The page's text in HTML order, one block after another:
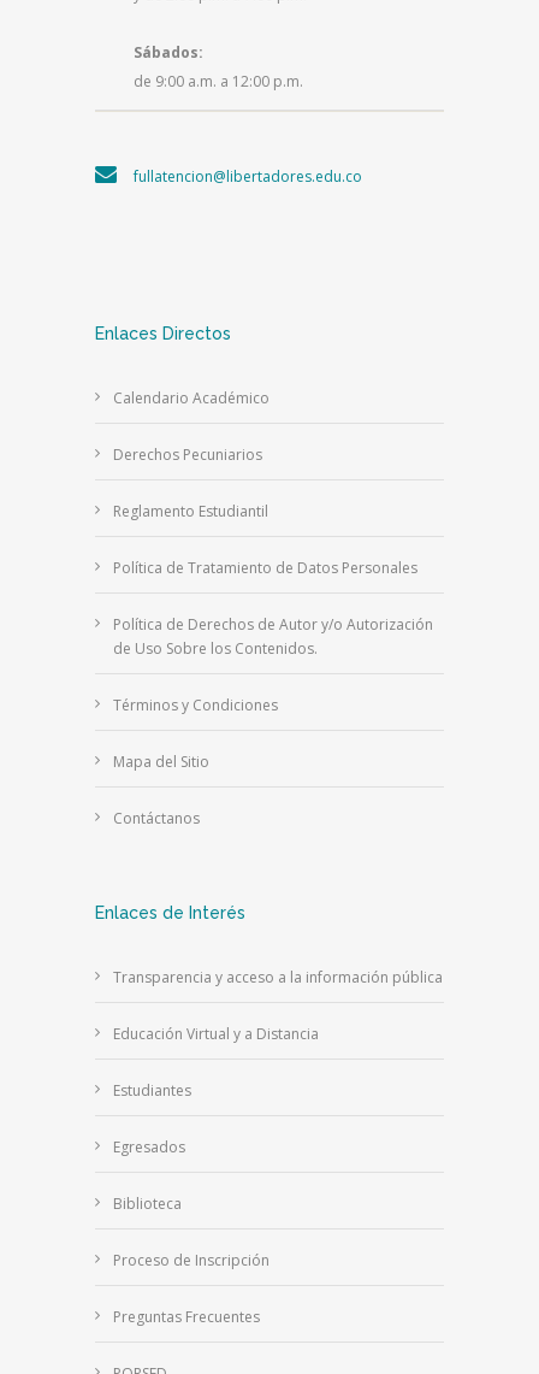
Sábados:
de 9:00 a.m. a 12:00 p.m.
fullatencion@libertadores.edu.co
Enlaces Directos
Calendario Académico
Derechos Pecuniarios
Reglamento Estudiantil
Política de Tratamiento de Datos Personales
Política de Derechos de Autor y/o Autorización
de Uso Sobre los Contenidos.
Términos y Condiciones
Mapa del Sitio
Contáctanos
Enlaces de Interés
Transparencia y acceso a la información pública
Educación Virtual y a Distancia
Estudiantes
Egresados
Biblioteca
Proceso de Inscripción
Preguntas Frecuentes